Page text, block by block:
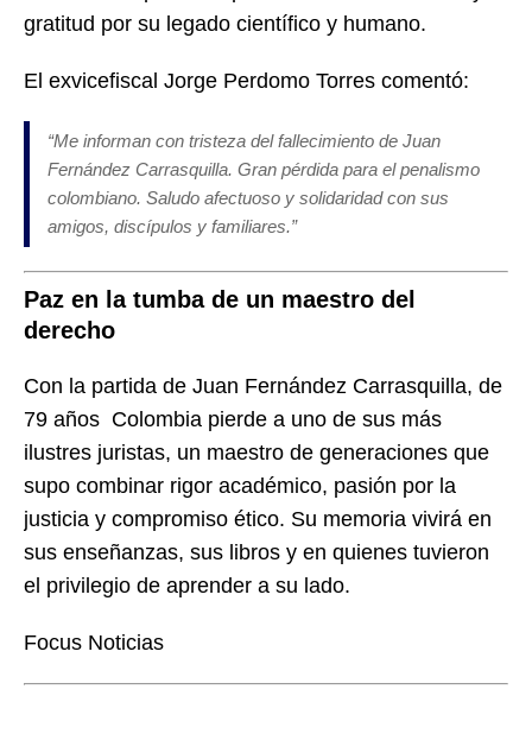
gratitud por su legado científico y humano.
El exvicefiscal Jorge Perdomo Torres comentó:
“Me informan con tristeza del fallecimiento de Juan
Fernández Carrasquilla. Gran pérdida para el penalismo
colombiano. Saludo afectuoso y solidaridad con sus
amigos, discípulos y familiares.”
Paz en la tumba de un maestro del
derecho
Con la partida de Juan Fernández Carrasquilla, de
79 años Colombia pierde a uno de sus más
ilustres juristas, un maestro de generaciones que
supo combinar rigor académico, pasión por la
justicia y compromiso ético. Su memoria vivirá en
sus enseñanzas, sus libros y en quienes tuvieron
el privilegio de aprender a su lado.
Focus Noticias